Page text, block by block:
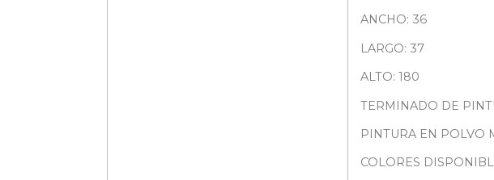
ANCHO: 36
LARGO: 37
ALTO: 180
TERMINADO DE
PINTURA EN POLVO
COLORES